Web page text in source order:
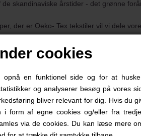
cookies
en funktionel side og for at
og analyserer besøg på vores
bliver relevant for dig. Hvis du
form af egne cookies og/eller fra
via de cookies. Du kan læse mere
skandinaviske årstider - det grønne
der er Oeko- Tex tekstiler vil vi dele
at sælge to af Vinter & Blooms populære
ilyserød oglyseblå.
med hvide prikker og på den anden
lavet i ringspundet bomuld.